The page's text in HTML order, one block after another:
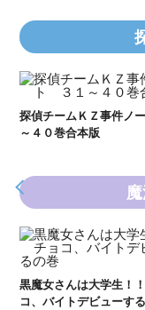
探偵チームＫＺ事件ノ
～４０巻合本版
黒魔女さんは大学生！
コ、バイトデビューす